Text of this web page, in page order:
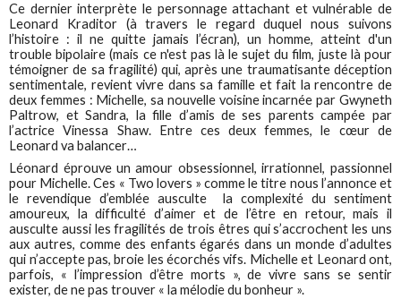
Ce dernier interprète le personnage attachant et vulnérable de
Leonard Kraditor (à travers le regard duquel nous suivons
l’histoire : il ne quitte jamais l’écran), un homme, atteint d'un
trouble bipolaire (mais ce n'est pas là le sujet du film, juste là pour
témoigner de sa fragilité) qui, après une traumatisante déception
sentimentale, revient vivre dans sa famille et fait la rencontre de
deux femmes : Michelle, sa nouvelle voisine incarnée par Gwyneth
Paltrow, et Sandra, la fille d’amis de ses parents campée par
l’actrice Vinessa Shaw. Entre ces deux femmes, le cœur de
Leonard va balancer…
Léonard éprouve un amour obsessionnel, irrationnel, passionnel
pour Michelle. Ces « Two lovers » comme le titre nous l’annonce et
le revendique d’emblée ausculte la complexité du sentiment
amoureux, la difficulté d’aimer et de l’être en retour, mais il
ausculte aussi les fragilités de trois êtres qui s’accrochent les uns
aux autres, comme des enfants égarés dans un monde d’adultes
qui n’accepte pas, broie les écorchés vifs. Michelle et Leonard ont,
parfois, « l’impression d’être morts », de vivre sans se sentir
exister, de ne pas trouver « la mélodie du bonheur ».